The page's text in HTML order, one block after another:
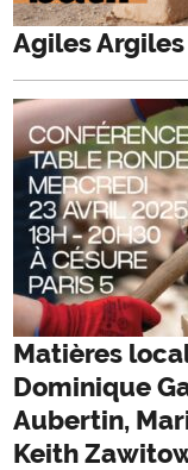
Agiles
Matières
Dominique
Aubertin,
Keith